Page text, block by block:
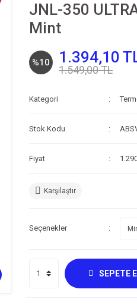
JNL-350
Mint
%10 1.394,10
1.549,00 TL
Kategori
Stok Kodu
Fiyat
Karşılaştır
Seçenekler
SEPETE